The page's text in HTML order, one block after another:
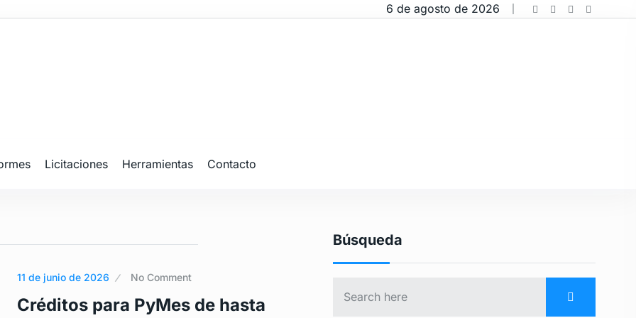
6 de agosto de 2026
Licitaciones Herramientas Contacto
11 de junio de 2026 No Comment
Créditos para PyMes de hasta
Búsqueda